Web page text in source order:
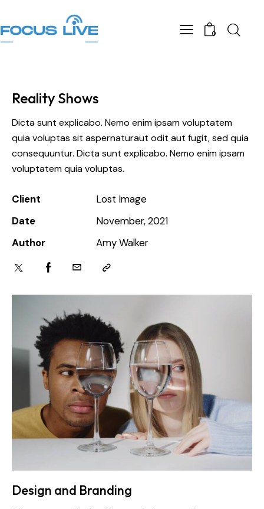
0
Reality Shows
Design and Branding
Dicta sunt explicabo. Nemo enim ipsam voluptatem
quia voluptas sit aspernaturaut odit aut fugit, sed quia
consequuntur. Dicta sunt explicabo. Nemo enim ipsam
voluptatem quia voluptas.
Client
Lost Image
Date
November, 2021
Author
Amy Walker